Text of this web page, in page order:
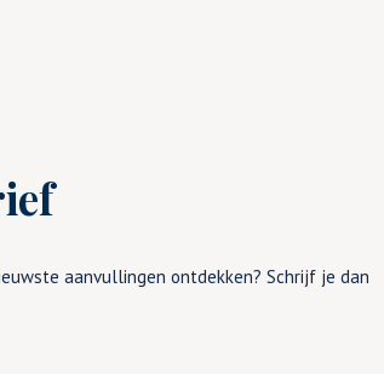
aanvullingen ontdekken? Schrijf je dan